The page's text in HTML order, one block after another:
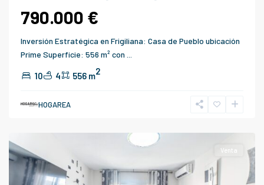
790.000 €
Inversión Estratégica en Frigiliana: Casa de Pueblo ubicación
Prime Superficie: 556 m² con
10 4 556 m2
HOGAREA
-
Venta